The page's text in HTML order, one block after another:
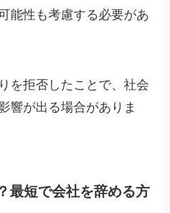
能性も考慮する必要があ
を拒否したことで、社会
響が出る場合がありま
最短で会社を辞める方